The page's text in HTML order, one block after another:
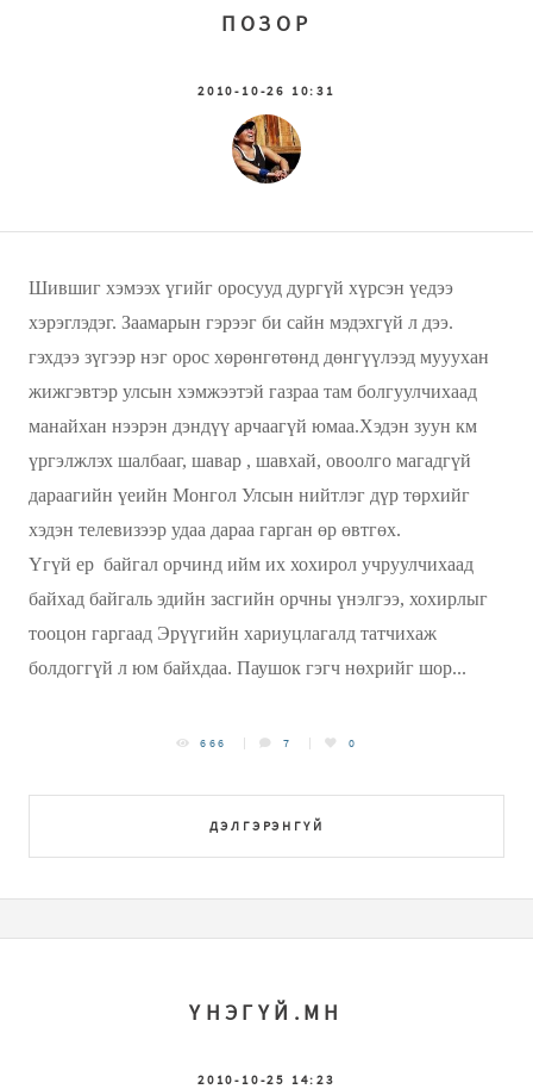
ПОЗОР
2010-10-26 10:31
Шившиг хэмээх үгийг оросууд дургүй хүрсэн үедээ
хэрэглэдэг. Заамарын гэрээг би сайн мэдэхгүй л дээ.
гэхдээ зүгээр нэг орос хөрөнгөтөнд дөнгүүлээд мууухан
жижгэвтэр улсын хэмжээтэй газраа там болгуулчихаад
манайхан нээрэн дэндүү арчаагүй юмаа.Хэдэн зуун км
үргэлжлэх шалбааг, шавар , шавхай, овоолго магадгүй
дараагийн үеийн Монгол Улсын нийтлэг дүр төрхийг
хэдэн телевизээр удаа дараа гарган өр өвтгөх.
Үгүй ер байгал орчинд ийм их хохирол учруулчихаад
байхад байгаль эдийн засгийн орчны үнэлгээ, хохирлыг
тооцон гаргаад Эрүүгийн хариуцлагалд татчихаж
болдоггүй л юм байхдаа. Паушок гэгч нөхрийг шор...
ДЭЛГЭРЭНГҮЙ
666 7 0
ҮНЭГҮЙ.МН
2010-10-25 14:23